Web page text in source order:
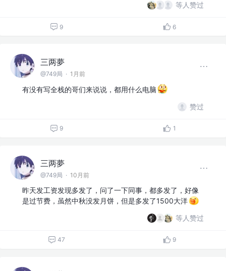
等人赞过
9 6
三两夢
@749局 · 1月前
有没有写全栈的哥们来说说，都用什么电脑
赞过
9 1
三两夢
@749局 · 10月前
昨天发工资发现多发了，问了一下同事，都多发了，好像
是过节费，虽然中秋没发月饼，但是多发了1500大洋
等人赞过
47 9